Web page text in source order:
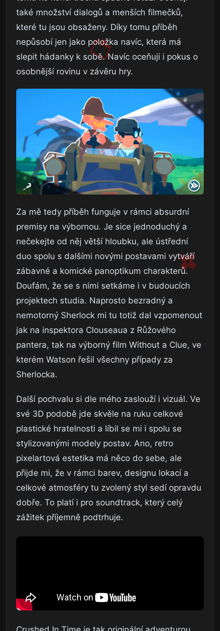
také množství dialogů a menších filmečků,
které tu jsou obsaženy. Díky tomu příběh
nepůsobí jen jako položka navíc, která má
slepit hádanky k sobě. Navíc oceňuji i pokus o
osobnější rovinu v závěru hry.
Za mě tedy příběh funguje v rámci absurdní
premisy na výbornou. Je sice jednoduchý a
nečekejte od něj větší hloubku, ale ústřední
duo spolu s dalšími novými postavami vytváří
zábavné a komické panoptikum charakterů.
Doufám, že se s nimi setkáme i v budoucích
projektech studia. Naprosto bezradný a
nemotorný Sherlock mi tu totiž dal vzpomenout
jak na inspektora Clouseaua z Růžového
pantera, tak na výborný film Without a Clue, ve
kterém Watson řešil všechny případy za
Sherlocka.
Další pochvalu si dle mého zaslouží i vizuál. Ve
své 3D podobě jde skvěle na ruku celkové
plastické hratelnosti a líbil se mi i spolu se
stylizovanými modely postav. Ano, retro
pixelartová estetika má něco do sebe, ale
přijde mi, že v rámci barev, designu lokací a
celkové atmosféry tu zvolený styl sedí opravdu
dobře. To platí i pro soundtrack, který celý
zážitek příjemně podtrhuje.